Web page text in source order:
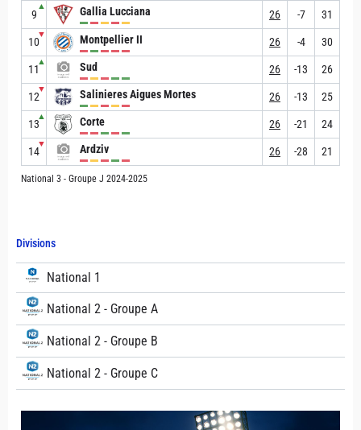
Divisions
National 1
National 2 - Groupe A
National 2 - Groupe B
National 2 - Groupe C
9
▲ Gallia Lucciana 26 -7 31
10
▼ Montpellier II 26 -4 30
11
▲ Sud 26 -13 26
12
▼ Salinieres Aigues Mortes 26 -13 25
13
▲ Corte 26 -21 24
14
▼ Ardziv 26 -28 21
National 3 - Groupe J 2024-2025